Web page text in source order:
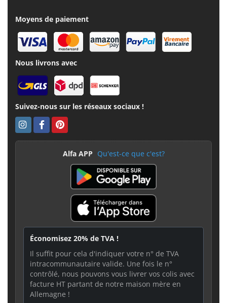
Moyens de paiement
Nous livrons avec
Suivez-nous sur les réseaux sociaux !
Alfa APP Qu'est-ce que c'est?
Économisez 20% de TVA !
Il suffit pour cela d'indiquer votre n° de TVA
intracommunautaire valide. Une fois le n°
contrôlé, nous pouvons vous livrer vos colis avec
facture HT partant de notre maison mère en
Allemagne !